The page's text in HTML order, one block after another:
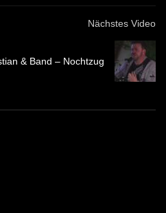
Nächstes Video
& Band – Nochtzug